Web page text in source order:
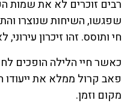
רבים זוכרים לא את שמות
שפגשו, השיחות שנוצרו
חי ותוסס. זהו זיכרון עירוני,
כאשר חיי הלילה הופכים
פאב קרול ממלא את ייעודו
מקום וזמן.